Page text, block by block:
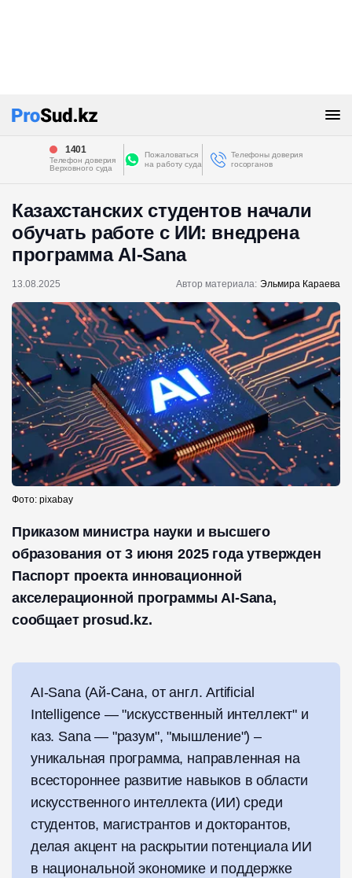
1401
Телефон доверия
Верховного суда
Пожаловаться
на работу суда
Телефоны доверия
госорганов
Казахстанских студентов начали
обучать работе с ИИ: внедрена
программа AI-Sana
13.08.2025 Автор материала: Эльмира Караева
Фото: pixabay
Приказом министра науки и высшего
образования от 3 июня 2025 года утвержден
Паспорт проекта инновационной
акселерационной программы AI-Sana,
сообщает prosud.kz.
AI-Sana (Ай-Сана, от англ. Artificial
Intelligence — "искусственный интеллект" и
каз. Sana — "разум", "мышление") –
уникальная программа, направленная на
всестороннее развитие навыков в области
искусственного интеллекта (ИИ) среди
студентов, магистрантов и докторантов,
делая акцент на раскрытии потенциала ИИ
в национальной экономике и поддержке